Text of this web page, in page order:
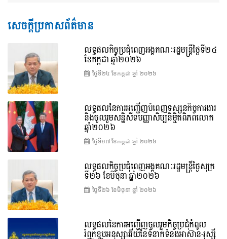
សេចក្តីប្រកាសព័ត៌មាន
លទ្ធផលកិច្ចប្រជុំពេញអង្គគណៈរដ្ឋមន្រ្តីថ្ងៃទី២៤
ខែកក្កដា ឆ្នាំ២០២៦
ថ្ងៃទី២៤ ខែ​កក្កដា ឆ្នាំ ២០២៦
លទ្ធផលនៃការអញ្ជើញបំពេញទស្សនកិច្ចការងារ
និងចូលរួមសន្និសីទបញ្ញាសិប្បនិម្មិតពិភពលោក
ឆ្នាំ២០២៦
ថ្ងៃទី១៧ ខែ​កក្កដា ឆ្នាំ ២០២៦
លទ្ធផលកិច្ចប្រជុំពេញអង្គគណៈរដ្ឋមន្រ្តីថ្ងៃសុក្រ
ទី២៦ ខែមិថុនា ឆ្នាំ២០២៦
ថ្ងៃទី២៦ ខែ​មិថុនា ឆ្នាំ ២០២៦
លទ្ធផលនៃការអញ្ជើញចូលរួមកិច្ចប្រជុំកំពូល
រំឭកខួបអនុស្សាវរីយ៍នៃទំនាក់ទំនងអាស៊ាន-រុស្ស៊ី